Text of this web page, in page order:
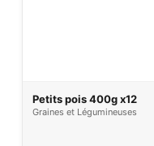
Petits pois 400g x12
Graines et Légumineuses